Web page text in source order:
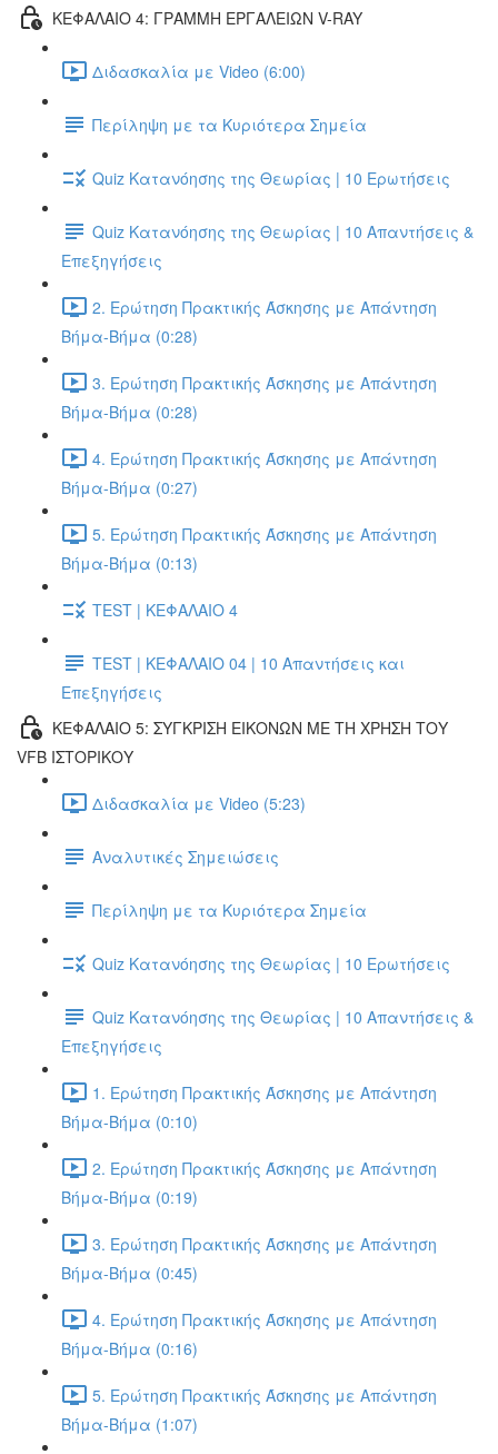
ΚΕΦΑΛΑΙΟ 4: ΓΡΑΜΜΗ ΕΡΓΑΛΕΙΩΝ V-RAY
Διδασκαλία με Video (6:00)
Περίληψη με τα Κυριότερα Σημεία
Quiz Κατανόησης της Θεωρίας | 10 Ερωτήσεις
Quiz Κατανόησης της Θεωρίας | 10 Απαντήσεις &
Επεξηγήσεις
2. Ερώτηση Πρακτικής Άσκησης με Απάντηση
Βήμα-Βήμα (0:28)
3. Ερώτηση Πρακτικής Άσκησης με Απάντηση
Βήμα-Βήμα (0:28)
4. Ερώτηση Πρακτικής Άσκησης με Απάντηση
Βήμα-Βήμα (0:27)
5. Ερώτηση Πρακτικής Άσκησης με Απάντηση
Βήμα-Βήμα (0:13)
TEST | ΚΕΦΑΛΑΙΟ 4
TEST | ΚΕΦΑΛΑΙΟ 04 | 10 Απαντήσεις και
Επεξηγήσεις
ΚΕΦΑΛΑΙΟ 5: ΣΥΓΚΡΙΣΗ ΕΙΚΟΝΩΝ ΜΕ ΤΗ ΧΡΗΣΗ ΤΟΥ
VFB ΙΣΤΟΡΙΚΟΥ
Διδασκαλία με Video (5:23)
Αναλυτικές Σημειώσεις
Περίληψη με τα Κυριότερα Σημεία
Quiz Κατανόησης της Θεωρίας | 10 Ερωτήσεις
Quiz Κατανόησης της Θεωρίας | 10 Απαντήσεις &
Επεξηγήσεις
1. Ερώτηση Πρακτικής Άσκησης με Απάντηση
Βήμα-Βήμα (0:10)
2. Ερώτηση Πρακτικής Άσκησης με Απάντηση
Βήμα-Βήμα (0:19)
3. Ερώτηση Πρακτικής Άσκησης με Απάντηση
Βήμα-Βήμα (0:45)
4. Ερώτηση Πρακτικής Άσκησης με Απάντηση
Βήμα-Βήμα (0:16)
5. Ερώτηση Πρακτικής Άσκησης με Απάντηση
Βήμα-Βήμα (1:07)